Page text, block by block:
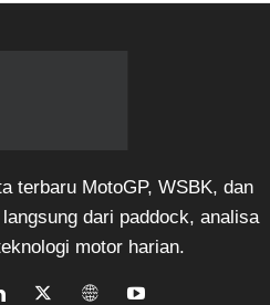
terbaru MotoGP, WSBK, dan
dari paddock, analisa
motor harian.